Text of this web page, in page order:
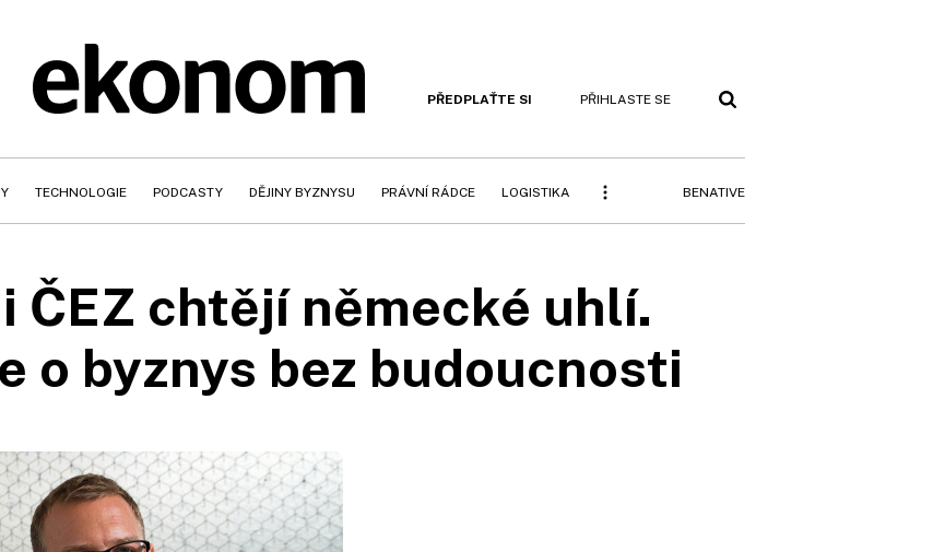
PŘEDPLAŤTE SI PŘIHLASTE SE
TECHNOLOGIE PODCASTY DĚJINY BYZNYSU PRÁVNÍ RÁDCE LOGISTIKA BENATIVE
ČEZ chtějí německé uhlí.
o byznys bez budoucnosti